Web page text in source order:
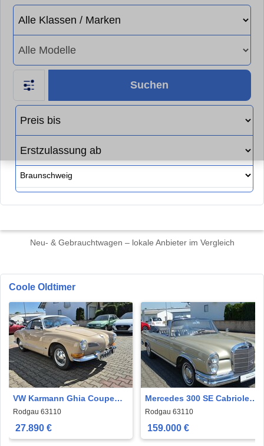
Suchen
Neu- & Gebrauchtwagen – lokale Anbieter im Vergleich
Coole Oldtimer
VW Karmann Ghia Coupe
schönes restauriertes
Coupe
Rodgau 63110
27.890 €
Mercedes 300 SE Cabriolet
Top Original mit 58000 Km
Rodgau 63110
159.000 €